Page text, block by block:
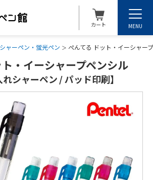
カート MENU
シャーペン・蛍光ペン ぺんてる ドット・イーシャー
・イーシャープペンシル
れシャーペン / パッド印刷】